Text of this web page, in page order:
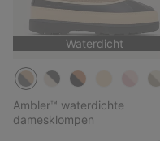
Waterdicht
Ambler™ waterdichte
damesklompen